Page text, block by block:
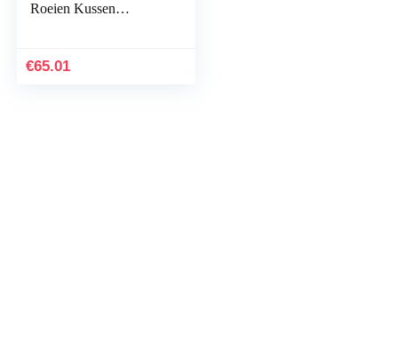
Roeien Kussen
Dikker Zachte Kajak
€65.01